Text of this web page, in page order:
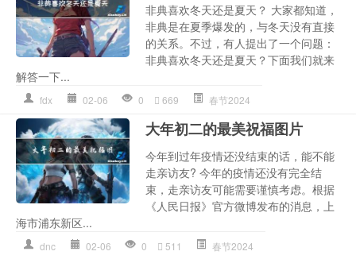
非典喜欢冬天还是夏天？ 大家都知道，
非典是在夏季爆发的，与冬天没有直接
的关系。不过，有人提出了一个问题：
非典喜欢冬天还是夏天？下面我们就来
解答一下...
fdx 02-06 0 669 春节2024
大年初二的最美祝福图片
今年到过年疫情还没结束的话，能不能
走亲访友? 今年的疫情还没有完全结
束，走亲访友可能需要谨慎考虑。根据
《人民日报》官方微博发布的消息，上
海市浦东新区...
dnc 02-06 0 511 春节2024